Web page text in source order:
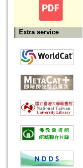
Extra service